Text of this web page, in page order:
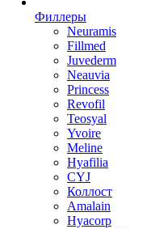
Филлеры
Neuramis
Fillmed
Juvederm
Neauvia
Princess
Revofil
Teosyal
Yvoire
Meline
Hyafilia
CYJ
Коллост
Amalain
Hyacorp